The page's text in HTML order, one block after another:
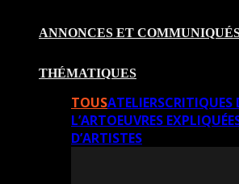
ANNONCES ET
THÉMATIQUES
TOUSATELIERSCRITIQUES
L’ARTOEUVRES
D’ARTISTES